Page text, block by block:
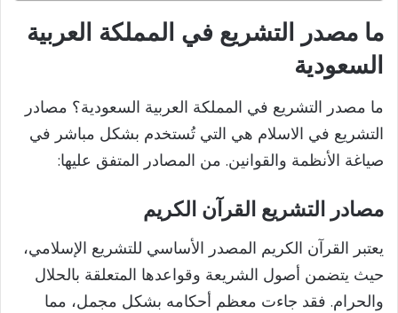
ما مصدر التشريع في المملكة العربية
السعودية
ما مصدر التشريع في المملكة العربية السعودية؟ مصادر
التشريع في الاسلام هي التي تُستخدم بشكل مباشر في
صياغة الأنظمة والقوانين. من المصادر المتفق عليها:
مصادر التشريع القرآن الكريم
يعتبر القرآن الكريم المصدر الأساسي للتشريع الإسلامي،
حيث يتضمن أصول الشريعة وقواعدها المتعلقة بالحلال
والحرام. فقد جاءت معظم أحكامه بشكل مجمل، مما